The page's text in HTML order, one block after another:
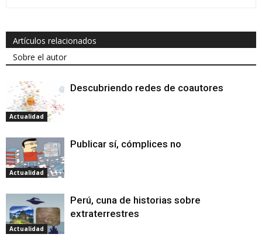
Artículos relacionados
Sobre el autor
Actualidad
Descubriendo redes de coautores
Actualidad
Publicar sí, cómplices no
Actualidad
Perú, cuna de historias sobre
extraterrestres